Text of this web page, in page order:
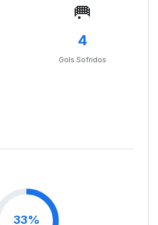
🥅
4
Gols Sofridos
33%